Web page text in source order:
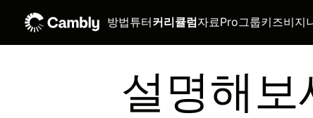
방법튜터커리큘럼자료Pro그룹키즈비지
설명해